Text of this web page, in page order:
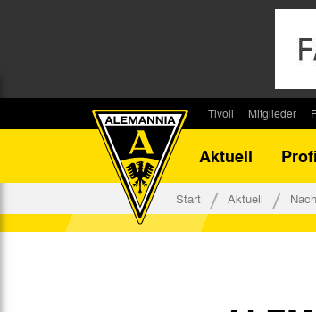
Tivoli
Stadionsprecher
Mitglieder
Kontakt
Aktuell
Start Aktuell